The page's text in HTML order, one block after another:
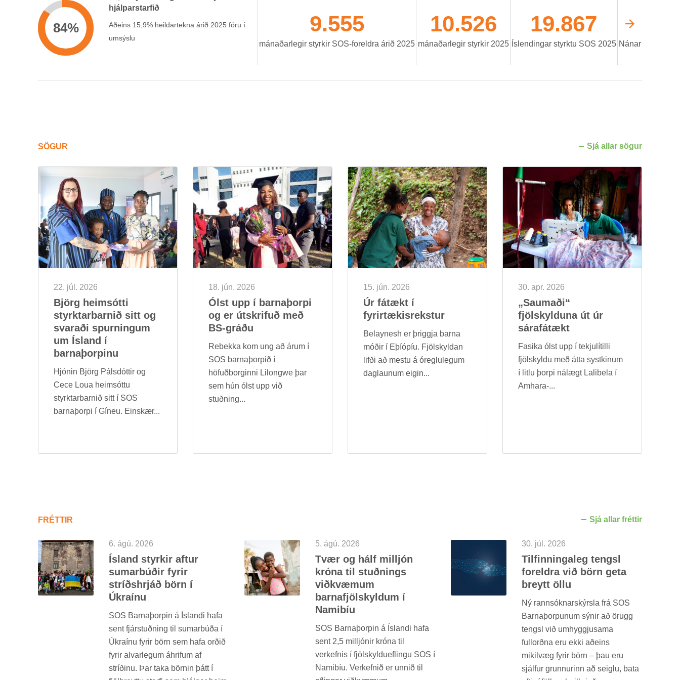
84%
hjálp­ar­starf­ið
Að­eins 15,9% heild­ar­tekna árið 2025 fóru í
um­sýslu
9.555
mán­að­ar­leg­ir styrk­ir SOS-for­eldra árið 2025
10.526
mán­að­ar­leg­ir styrk­ir 2025
19.867
Ís­lend­ing­ar styrktu SOS 2025 Nán­ar
SÖG­UR Sjá all­ar sög­ur
22. júl. 2026
Björg heim­sótti
styrkt­ar­barn­ið sitt og
svar­aði spurn­ing­um
um Ís­land í
barna­þorp­inu
Hjón­in Björg Páls­dótt­ir og
Cece Loua heim­sóttu
styrkt­ar­barn­ið sitt í SOS
barna­þorpi í Gín­eu. Ein­skær...
18. jún. 2026
Ólst upp í barna­þorpi
og er út­skrif­uð með
BS-gráðu
Re­bekka kom ung að árum í
SOS barna­þorp­ið í
höf­uð­borg­inni Lilongwe þar
sem hún ólst upp við
stuðn­ing...
15. jún. 2026
Úr fá­tækt í
fyr­ir­tæk­is­rekst­ur
Belaynesh er þriggja barna
móð­ir í Eþí­óp­íu. Fjöl­skyld­an
lifði að mestu á óreglu­leg­um
dag­laun­um eig­in...
30. apr. 2026
„Saum­aði“
fjöl­skyld­una út úr
sára­fá­tækt
Fasika ólst upp í tekju­lít­illi
fjöl­skyldu með átta systkin­um
í litlu þorpi ná­lægt Lali­bela í
Am­hara-...
FRÉTT­IR Sjá all­ar frétt­ir
6. ágú. 2026
Ís­land styrk­ir aft­ur
sum­ar­búð­ir fyr­ir
stríðs­hrjáð börn í
Úkraínu
SOS Barna­þorp­in á Ís­landi hafa
sent fjár­stuðn­ing til sum­ar­búða í
Úkraínu fyr­ir börn sem hafa orð­ið
fyr­ir al­var­leg­um áhrif­um af
stríð­inu. Þar taka börn­in þátt í
5. ágú. 2026
Tvær og hálf millj­ón
króna til stuðn­ings
við­kvæm­um
barna­fjöl­skyld­um í
Namib­íu
SOS Barna­þorp­in á Ís­landi hafa
sent 2,5 millj­ón­ir króna til
verk­efn­is í fjöl­skyldu­efl­ingu SOS í
Namib­íu. Verk­efn­ið er unn­ið til
30. júl. 2026
Til­finn­inga­leg tengsl
for­eldra við börn geta
breytt öllu
Ný rann­sókn­ar­skýrsla frá SOS
Barna­þorp­un­um sýn­ir að ör­ugg
tengsl við um­hyggju­sama
full­orðna eru ekki að­eins
mik­il­væg fyr­ir börn – þau eru
sjálf­ur grunn­ur­inn að seiglu, bata